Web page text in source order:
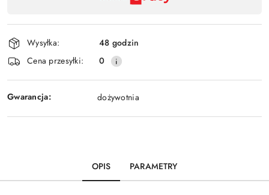
płatność
i
dostawa
Wysyłka:
48 godzin
Cena przesyłki:
0
Gwarancja: dożywotnia
OPIS PARAMETRY